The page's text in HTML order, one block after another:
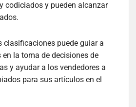
codiciados y pueden alcanzar
clasificaciones puede guiar a
la toma de decisiones de
y ayudar a los vendedores a
para sus artículos en el